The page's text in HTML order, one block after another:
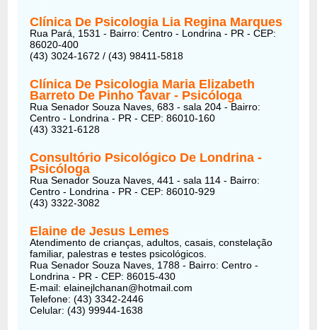
Clínica De Psicologia Lia Regina Marques
Rua Pará, 1531 - Bairro: Centro - Londrina - PR - CEP:
86020-400
(43) 3024-1672 / (43) 98411-5818
Clínica De Psicologia Maria Elizabeth
Barreto De Pinho Tavar - Psicóloga
Rua Senador Souza Naves, 683 - sala 204 - Bairro:
Centro - Londrina - PR - CEP: 86010-160
(43) 3321-6128
Consultório Psicológico De Londrina -
Psicóloga
Rua Senador Souza Naves, 441 - sala 114 - Bairro:
Centro - Londrina - PR - CEP: 86010-929
(43) 3322-3082
Elaine de Jesus Lemes
Atendimento de crianças, adultos, casais, constelação
familiar, palestras e testes psicológicos.
Rua Senador Souza Naves, 1788 - Bairro: Centro -
Londrina - PR - CEP: 86015-430
E-mail: elainejlchanan@hotmail.com
Telefone: (43) 3342-2446
Celular: (43) 99944-1638